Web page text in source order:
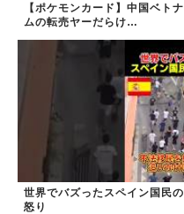
【ポケモンカード】中国ベトナ
ムの転売ヤーだらけ…
世界でバズったスペイン国民の
怒り